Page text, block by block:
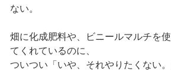
ない。
畑に化成肥料や、ビニールマルチを
てくれているのに、
ついつい「いや、それやりたくない。